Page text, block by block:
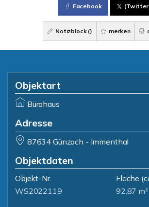
Facebook
Notizblock () merken
Objektart
Bürohaus
Adresse
87634 Günzach - Immenthal
Objektdaten
Objekt-Nr.
WS2022119
Fläche
92,87 m²